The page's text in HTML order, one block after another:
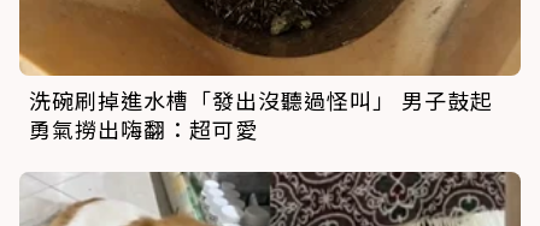
洗碗刷掉進水槽「發出沒聽過怪叫」 男子鼓起
勇氣撈出嗨翻：超可愛